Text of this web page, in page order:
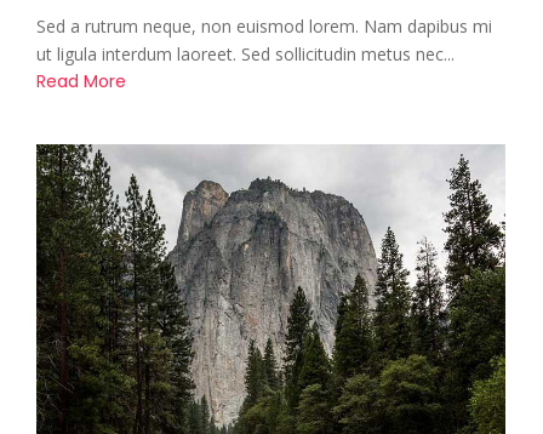
Sed a rutrum neque, non euismod lorem. Nam dapibus mi
ut ligula interdum laoreet. Sed sollicitudin metus nec...
Read More